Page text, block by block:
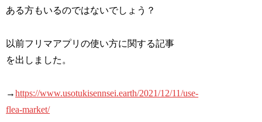
ある方もいるのではないでしょう？
以前フリマアプリの使い方に関する記事
を出しました。
→https://www.usotukisennsei.earth/2021/12/11/use-
flea-market/